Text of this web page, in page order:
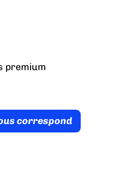
premium
correspond